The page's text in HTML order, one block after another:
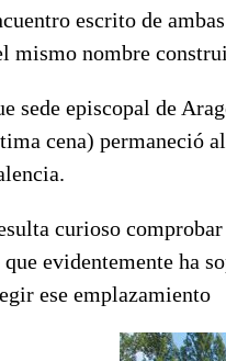
escrito de
mismo nombre
sede episcopal de
cena) permaneció
curioso
evidentemente ha
ese emplazamiento